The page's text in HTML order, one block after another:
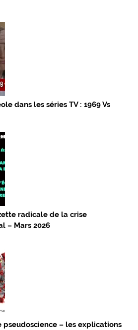
dans les séries TV : 1969 Vs
radicale de la crise
– Mars 2026
pseudoscience – les explications